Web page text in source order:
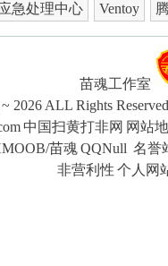
急处理中心 Ventoy
苗魂工作室
2026 ALL Rights Reserved
中国扫黄打非网 网站
苗魂QQNull 名誉
非营利性 个人网